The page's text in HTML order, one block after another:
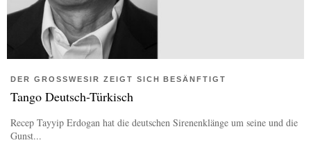
DER GROSSWESIR ZEIGT SICH BESÄNFTIGT
Tango Deutsch-Türkisch
Recep Tayyip Erdogan hat die deutschen Sirenenklänge um seine und die
Gunst...